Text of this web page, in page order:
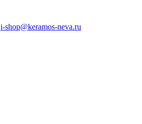
i-shop@keramos-neva.ru